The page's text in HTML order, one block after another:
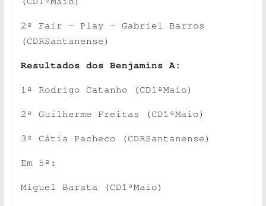
2º Fair – Play – Gabriel Barros
(CDRSantanense)
Resultados dos Benjamins A:
1º Rodrigo Catanho (CD1ºMaio)
2º Guilherme Freitas (CD1ºMaio)
3º Cátia Pacheco (CDRSantanense)
Em 5º:
Miguel Barata (CD1ºMaio)